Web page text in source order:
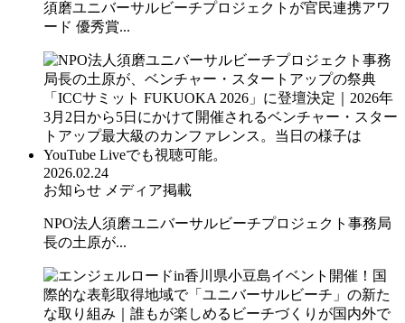
須磨ユニバーサルビーチプロジェクトが官民連携アワ
ード 優秀賞...
2026.02.24
お知らせ メディア掲載
NPO法人須磨ユニバーサルビーチプロジェクト事務局
長の土原が...